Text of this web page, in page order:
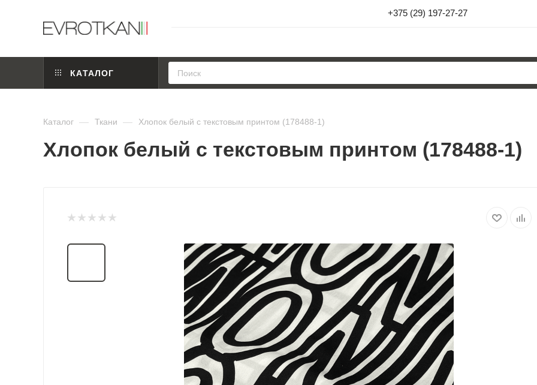
+375 (29) 197-27-27
КАТАЛОГ
Каталог — Ткани — Хлопок белый с текстовым принтом (178488-1)
Хлопок белый с текстовым принтом (178488-1)